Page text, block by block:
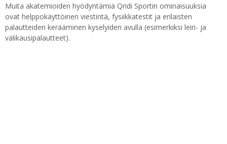
Muita akatemioiden hyödyntämiä Qridi Sportin ominaisuuksia
ovat helppokäyttöinen viestintä, fysiikkatestit ja erilaisten
palautteiden kerääminen kyselyiden avulla (esimerkiksi leiri- ja
välikausipalautteet).